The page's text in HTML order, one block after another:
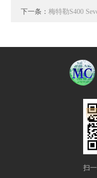
下一条：梅特勒S400
扫